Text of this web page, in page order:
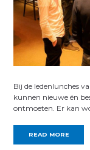
Bij de ledenlunches
kunnen nieuwe én
ontmoeten. Er kan
READ MORE